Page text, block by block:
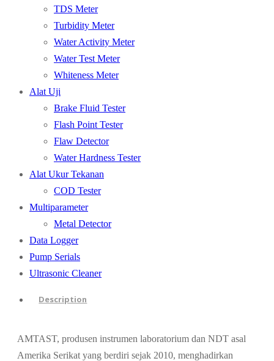
TDS Meter
Turbidity Meter
Water Activity Meter
Water Test Meter
Whiteness Meter
Alat Uji
Brake Fluid Tester
Flash Point Tester
Flaw Detector
Water Hardness Tester
Alat Ukur Tekanan
COD Tester
Multiparameter
Metal Detector
Data Logger
Pump Serials
Ultrasonic Cleaner
Description
AMTAST, produsen instrumen laboratorium dan NDT asal
Amerika Serikat yang berdiri sejak 2010, menghadirkan